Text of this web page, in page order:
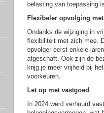
belasting van toepassing
Flexibeler opvolging
Ondanks de wijziging in
flexibiliteit met zich mee.
opvolger eerst enkele
afgeschaft. Ook zijn de
krijg je meer vrijheid bij
voorkeuren.
Let op met vastgoed
In 2024 werd verhuurd